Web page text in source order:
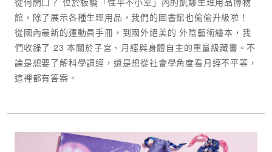
館，除了展示各種生理用品，我們的圖書館也偷偷升級啦！
從國內最新的運動員手冊，到國外絕美的 外陰藝術繪本，我
們收錄了 23 本關於子宮、月經與身體自主的重量級藏書。不
論是想要了解科學調經，還是想從社會學角度看月經不平等，
這裡都有答案。